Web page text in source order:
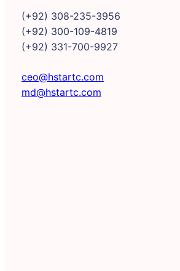
(+92) 308-235-3956
(+92) 300-109-4819
(+92) 331-700-9927
ceo@hstartc.com
md@hstartc.com